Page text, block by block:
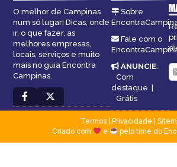
O melhor de Campinas
num só lugar! Dicas, onde
ir, o que fazer, as
melhores empresas,
locais, serviços e muito
mais no guia Encontra
Campinas.
Sobre
Fale com o
ANUNCIE:
Com
destaque
Grátis
Termos| Privacidade
Criado com
e pelo time do